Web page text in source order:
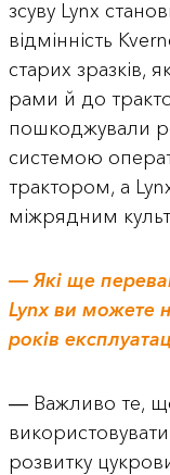
зсуву Lynx
відмінність
старих зразків,
рами й до
пошкоджували
системою
трактором, а
міжрядним
― Які ще
Lynx ви можете
років
― Важливо те,
розвитку